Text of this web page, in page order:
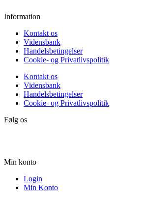
Information
Kontakt os
Vidensbank
Handelsbetingelser
Cookie- og Privatlivspolitik
Kontakt os
Vidensbank
Handelsbetingelser
Cookie- og Privatlivspolitik
Følg os
Min konto
Login
Min Konto